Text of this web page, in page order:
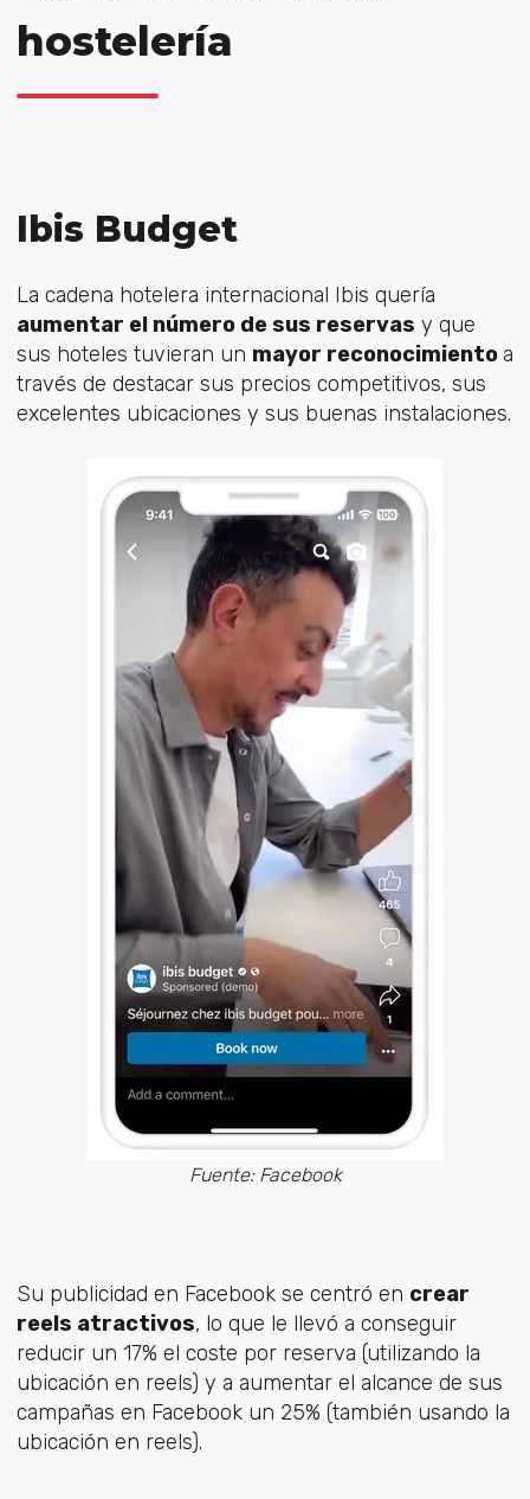
hostelería
Ibis Budget
La cadena hotelera internacional Ibis quería
aumentar el número de sus reservas y que
sus hoteles tuvieran un mayor reconocimiento a
través de destacar sus precios competitivos, sus
excelentes ubicaciones y sus buenas instalaciones.
Fuente: Facebook
Su publicidad en Facebook se centró en crear
reels atractivos, lo que le llevó a conseguir
reducir un 17% el coste por reserva (utilizando la
ubicación en reels) y a aumentar el alcance de sus
campañas en Facebook un 25% (también usando la
ubicación en reels).